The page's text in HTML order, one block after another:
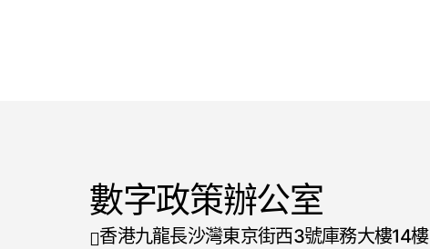
數字政策辦公室
香港九龍長沙灣東京街西3號庫務大樓14樓